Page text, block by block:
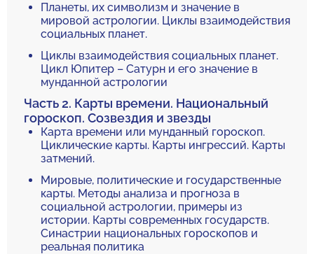
Планеты, их символизм и значение в
мировой астрологии. Циклы взаимодействия
социальных планет.
Циклы взаимодействия социальных планет.
Цикл Юпитер – Сатурн и его значение в
мунданной астрологии
Часть 2. Карты времени. Национальный
гороскоп. Созвездия и звезды
Карта времени или мунданный гороскоп.
Циклические карты. Карты ингрессий. Карты
затмений.
Мировые, политические и государственные
карты. Методы анализа и прогноза в
социальной астрологии, примеры из
истории. Карты современных государств.
Синастрии национальных гороскопов и
реальная политика